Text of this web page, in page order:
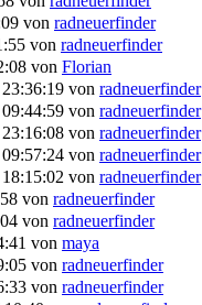
von radneuerfinder
von radneuerfinder
von Florian
von radneuerfinder
von radneuerfinder
von radneuerfinder
von radneuerfinder
von radneuerfinder
von radneuerfinder
von radneuerfinder
von maya
von radneuerfinder
von radneuerfinder